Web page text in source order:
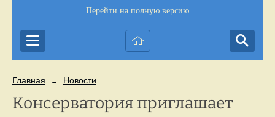
Перейти на полную версию
Главная → Новости
Консерватория приглашает